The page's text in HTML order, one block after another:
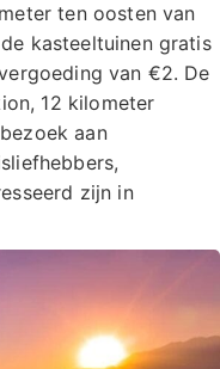
ten oosten van
kasteeltuinen gratis
van €2. De
12 kilometer
aan
zijn in